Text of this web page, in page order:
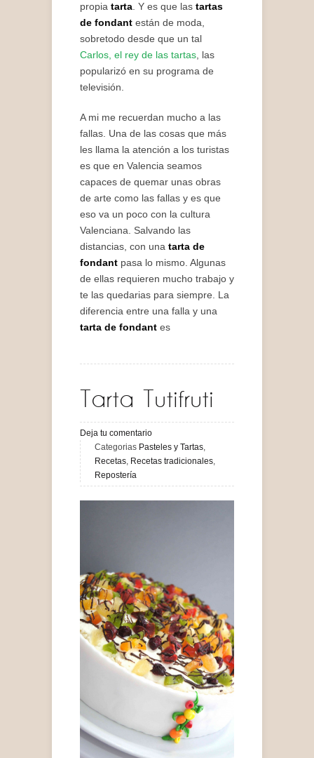
propia tarta. Y es que las tartas
de fondant están de moda,
sobretodo desde que un tal
Carlos, el rey de las tartas, las
popularizó en su programa de
televisión.
A mi me recuerdan mucho a las
fallas. Una de las cosas que más
les llama la atención a los turistas
es que en Valencia seamos
capaces de quemar unas obras
de arte como las fallas y es que
eso va un poco con la cultura
Valenciana. Salvando las
distancias, con una tarta de
fondant pasa lo mismo. Algunas
de ellas requieren mucho trabajo y
te las quedarias para siempre. La
diferencia entre una falla y una
tarta de fondant es
Tarta Tutifruti
Deja tu comentario
Categorias Pasteles y Tartas,
Recetas, Recetas tradicionales,
Repostería